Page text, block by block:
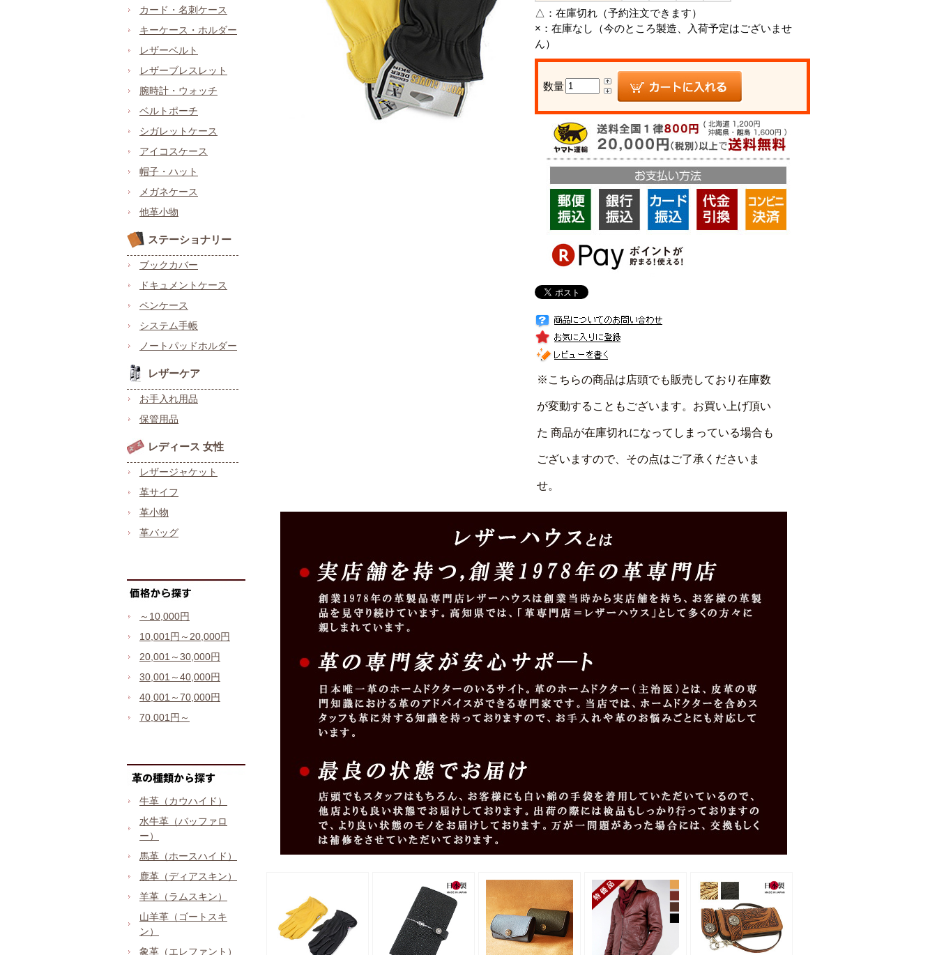
カード・名刺ケース
キーケース・ホルダー
レザーベルト
レザーブレスレット
腕時計・ウォッチ
ベルトポーチ
シガレットケース
アイコスケース
帽子・ハット
メガネケース
他革小物
ステーショナリー
ブックカバー
ドキュメントケース
ペンケース
システム手帳
ノートパッドホルダー
レザーケア
お手入れ用品
保管用品
レディース 女性
レザージャケット
革サイフ
革小物
革バッグ
～10,000円
10,001円～20,000円
20,001～30,000円
30,001～40,000円
40,001～70,000円
70,001円～
牛革（カウハイド）
水牛革（バッファロ
ー）
馬革（ホースハイド）
鹿革（ディアスキン）
羊革（ラムスキン）
山羊革（ゴートスキ
ン）
象革（エレファント）
△： 在庫切れ（予約注文できます）
×： 在庫なし（今のところ製造、入荷予定はございませ
ん）
数量
※こちらの商品は店頭でも販売しており在庫数
が変動することもございます。お買い上げ頂い
た 商品が在庫切れになってしまっている場合も
ございますので、その点はご了承くださいま
せ。